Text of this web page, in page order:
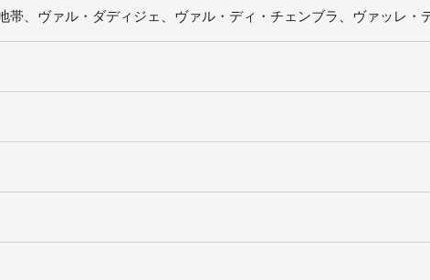
帯、ヴァル・ダディジェ、ヴァル・ディ・チェンブラ、ヴァッレ・